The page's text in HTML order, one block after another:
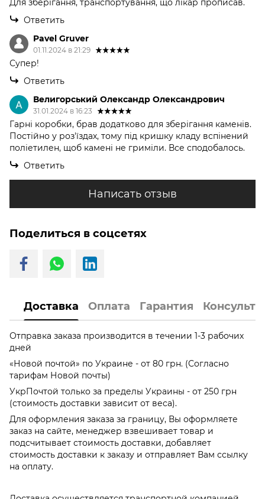
Для зберігання, транспортування, що лікар прописав.
Ответить
Pavel Gruver
01.11.2024 в 21:29
Супер!
Ответить
Велигорський Олександр Олександрович
31.01.2024 в 16:23
Гарні коробки, брав додатково для зберігання каменів.
Постійно у роз'їздах, тому під кришку кладу вспінений
поліетилен, щоб камені не гриміли. Все сподобалось.
Ответить
Написать отзыв
Поделиться в соцсетях
Доставка Оплата Гарантия
Отправка заказа производится в течении 1-3 рабочих
дней
«Новой почтой» по Украине - от 80 грн. (Согласно
тарифам Новой почты)
УкрПочтой только за пределы Украины - от 250 грн
(стоимость доставки зависит от веса).
Для оформления заказа за границу, Вы оформляете
заказ на сайте, менеджер взвешивает товар и
подсчитывает стоимость доставки, добавляет
стоимость доставки к заказу и отправляет Вам ссылку
на оплату.